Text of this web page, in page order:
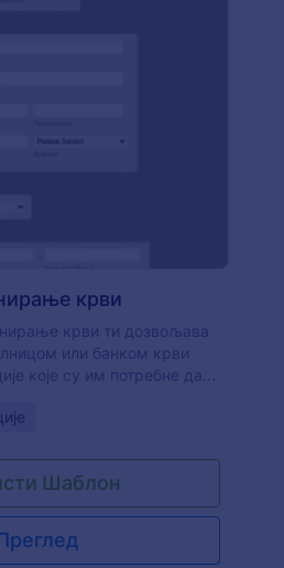
крви
крви ти дозвољава
или банком крви
које су им потребне да
ће моћи сигурно
нуди HIPAA стандард
подаци буду на
случај и са осталим
овај је у потпуносит
лого, боје, слике и још
Шаблон